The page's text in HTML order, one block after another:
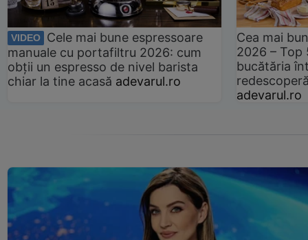
VIDEO
Cele mai bune espressoare
manuale cu portafiltru 2026: cum
obții un espresso de nivel barista
chiar la tine acasă adevarul.ro
Cea mai
2026 –
bucătăria
adevarul.ro